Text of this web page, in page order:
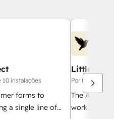
10 instalações
forms to
a single line of
Littlebird
Por Littlebird
The AI
work.